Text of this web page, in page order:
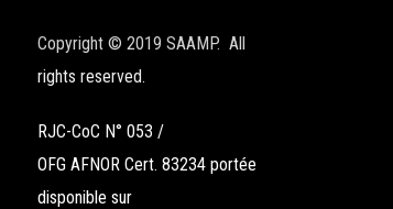
Copyright © 2019 SAAMP. All
rights reserved.
RJC-CoC N° 053 /
OFG AFNOR Cert. 83234 portée
disponible sur